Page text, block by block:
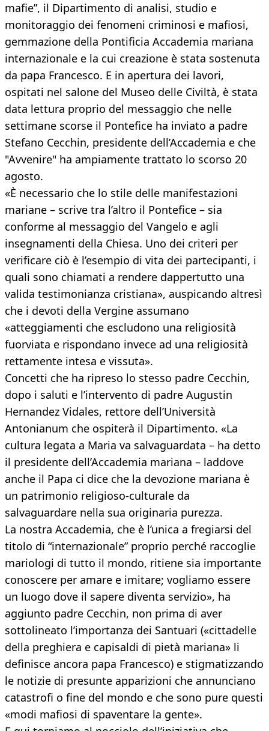
mafie”, il Dipartimento di analisi, studio e
monitoraggio dei fenomeni criminosi e mafiosi,
gemmazione della Pontificia Accademia mariana
internazionale e la cui creazione è stata sostenuta
da papa Francesco. E in apertura dei lavori,
ospitati nel salone del Museo delle Civiltà, è stata
data lettura proprio del messaggio che nelle
settimane scorse il Pontefice ha inviato a padre
Stefano Cecchin, presidente dell’Accademia e che
"Avvenire" ha ampiamente trattato lo scorso 20
agosto.
«È necessario che lo stile delle manifestazioni
mariane – scrive tra l’altro il Pontefice – sia
conforme al messaggio del Vangelo e agli
insegnamenti della Chiesa. Uno dei criteri per
verificare ciò è l’esempio di vita dei partecipanti, i
quali sono chiamati a rendere dappertutto una
valida testimonianza cristiana», auspicando altresì
che i devoti della Vergine assumano
«atteggiamenti che escludono una religiosità
fuorviata e rispondano invece ad una religiosità
rettamente intesa e vissuta».
Concetti che ha ripreso lo stesso padre Cecchin,
dopo i saluti e l’intervento di padre Augustin
Hernandez Vidales, rettore dell’Università
Antonianum che ospiterà il Dipartimento. «La
cultura legata a Maria va salvaguardata – ha detto
il presidente dell’Accademia mariana – laddove
anche il Papa ci dice che la devozione mariana è
un patrimonio religioso-culturale da
salvaguardare nella sua originaria purezza.
La nostra Accademia, che è l’unica a fregiarsi del
titolo di “internazionale” proprio perché raccoglie
mariologi di tutto il mondo, ritiene sia importante
conoscere per amare e imitare; vogliamo essere
un luogo dove il sapere diventa servizio», ha
aggiunto padre Cecchin, non prima di aver
sottolineato l’importanza dei Santuari («cittadelle
della preghiera e capisaldi di pietà mariana» li
definisce ancora papa Francesco) e stigmatizzando
le notizie di presunte apparizioni che annunciano
catastrofi o fine del mondo e che sono pure questi
«modi mafiosi di spaventare la gente».